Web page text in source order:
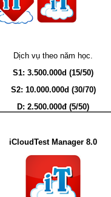
Dịch vụ theo năm học.
S1: 3.500.000d (15/50)
S2: 10.000.000d (30/70)
D: 2.500.000đ (5/50)
iCloudTest Manager 8.0